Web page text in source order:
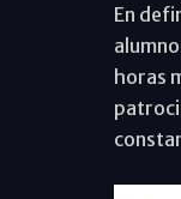
En
horas